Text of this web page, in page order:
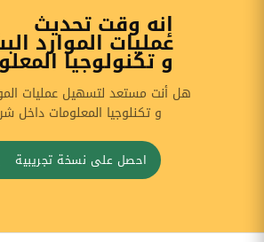
إنه وقت تحديث
عمليات الموارد
و تكنولوجيا
هل أنت مستعد لتسهيل عمليات
و تكنلوجيا المعلومات داخل
احصل على نسخة تجريبية